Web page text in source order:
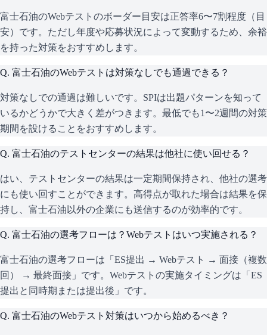
富士石油のWebテストのボーダー目安は正答率6〜7割程度（目
安）です。ただし年度や応募状況によって変動するため、余裕
を持った対策をおすすめします。
Q. 富士石油のWebテストは対策なしでも通過できる？
対策なしでの通過は難しいです。SPIは出題パターンを知って
いるかどうかで大きく差がつきます。最低でも1〜2週間の対策
期間を設けることをおすすめします。
Q. 富士石油のテストセンターの結果は他社に使い回せる？
はい、テストセンターの結果は一定期間保持され、他社の選考
にも使い回すことができます。高得点が取れた場合は結果を保
持し、富士石油以外の企業にも送信するのが効率的です。
Q. 富士石油の選考フローは？Webテストはいつ実施される？
富士石油の選考フローは「ES提出 → Webテスト → 面接（複数
回） → 最終面接」です。Webテストの実施タイミングは「ES
提出と同時期または提出後」です。
Q. 富士石油のWebテスト対策はいつから始めるべき？